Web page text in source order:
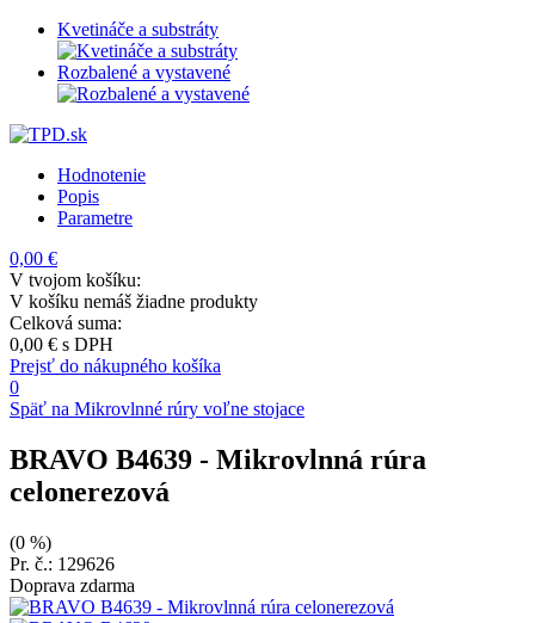
Kvetináče a substráty
Rozbalené a vystavené
Hodnotenie
Popis
Parametre
0,00 €
V tvojom košíku:
V košíku nemáš žiadne produkty
Celková suma:
0,00 € s DPH
Prejsť do nákupného košíka
0
Späť na Mikrovlnné rúry voľne stojace
BRAVO B4639 - Mikrovlnná rúra
celonerezová
(0 %)
Pr. č.: 129626
Doprava zdarma